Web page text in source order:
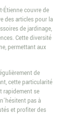
Étienne couvre de
des articles pour la
de jardinage,
Cette diversité
permettant aux
de
cette particularité
rapidement se
pas à
et profiter des